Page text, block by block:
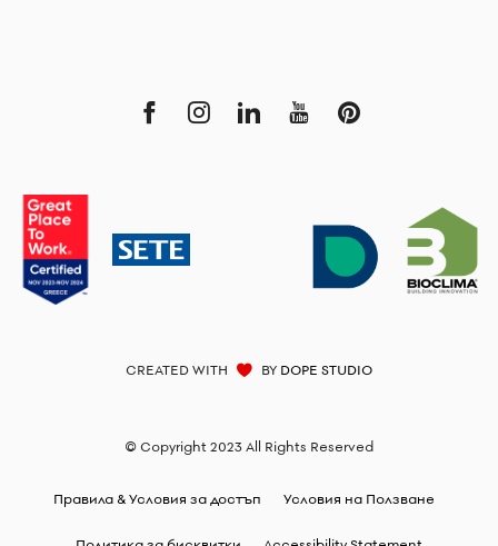
CREATED WITH BY DOPE STUDIO
© Copyright 2023 All Rights Reserved
Правила & Условия за достъп Условия на Ползване